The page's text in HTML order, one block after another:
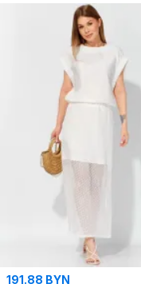
191.88 BYN